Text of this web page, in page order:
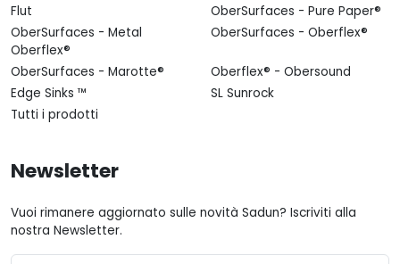
Flut
OberSurfaces - Pure Paper®
OberSurfaces - Metal
Oberflex®
OberSurfaces - Oberflex®
OberSurfaces - Marotte®
Oberflex® - Obersound
Edge Sinks ™
SL Sunrock
Tutti i prodotti
Newsletter
Vuoi rimanere aggiornato sulle novità Sadun? Iscriviti alla
nostra Newsletter.